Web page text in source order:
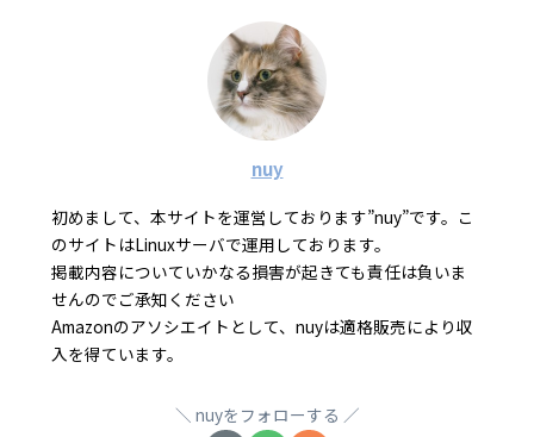
nuy
初めまして、本サイトを運営しております”nuy”です。こ
のサイトはLinuxサーバで運用しております。
掲載内容についていかなる損害が起きても責任は負いま
せんのでご承知ください
Amazonのアソシエイトとして、nuyは適格販売により収
入を得ています。
nuyをフォローする